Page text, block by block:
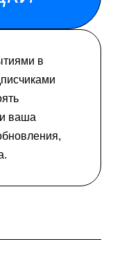
в
ваша